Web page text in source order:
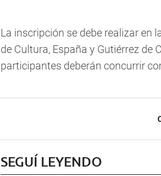
La inscripción se debe realizar en
de Cultura, España y Gutiérrez de
participantes deberán concurrir
SEGUÍ LEYENDO